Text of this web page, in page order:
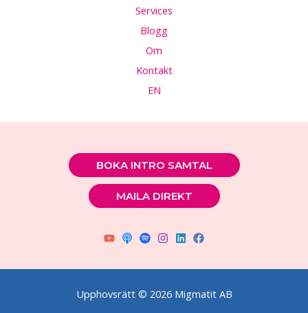
Services
Blogg
Om
Kontakt
EN
BOKA INTRO SAMTAL
MAILA DIREKT
Upphovsrätt © 2026 Migmatit AB